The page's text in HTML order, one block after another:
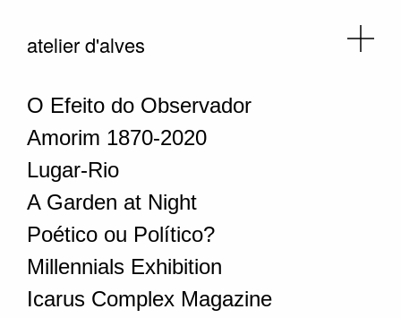
atelier d'alves
O Efeito do Observador
Amorim 1870-2020
Lugar-Rio
A Garden at Night
Poético ou Político?
Millennials Exhibition
Icarus Complex Magazine